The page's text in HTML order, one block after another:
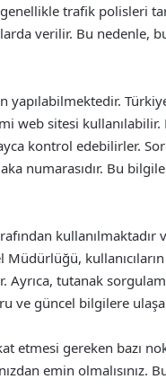
trafik polisleri
verilir. Bu nedenle,
web sitesi
kontrol edebilirler.
numarasıdır. Bu
kullanılmaktadır
Ayrıca, tutanak
ve güncel bilgilere
etmesi gereken bazı
emin olmalısınız.